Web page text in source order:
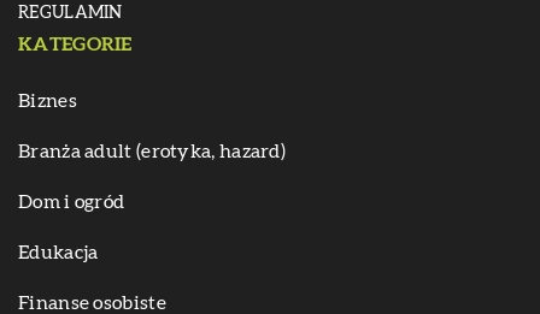
REGULAMIN
KATEGORIE
Biznes
Branża adult (erotyka, hazard)
Dom i ogród
Edukacja
Finanse osobiste